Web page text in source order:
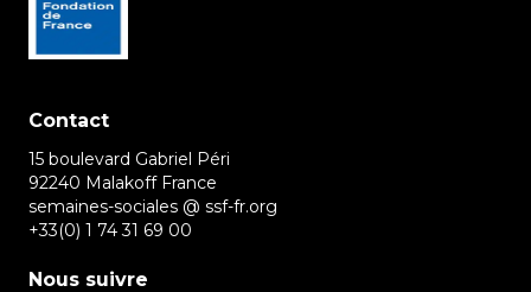
Contact
15 boulevard Gabriel Péri
92240 Malakoff France
semaines-sociales @ ssf-fr.org
+33(0) 1 74 31 69 00
Nous suivre